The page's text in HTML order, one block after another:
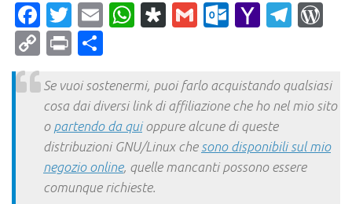
Facebook
Twitter
EmailWhatsApp
Diaspora
Gmail Yahoo
CopyPrint
Se vuoi sostenermi, puoi farlo acquistando qualsiasi
cosa dai diversi link di affiliazione che ho nel mio sito
o partendo da quioppure alcune di queste
distribuzioni GNU/Linux che sono disponibili sul mio
negozio online, quelle mancanti possono essere
comunque richieste.